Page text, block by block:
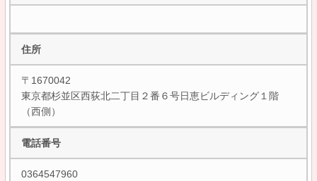
住所
〒1670042
東京都杉並区西荻北二丁目２番６号日恵ビルディング１階
（西側）
電話番号
0364547960